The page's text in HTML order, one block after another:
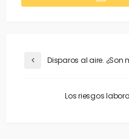
Disparos al aire. ¿Son
Los riesgos